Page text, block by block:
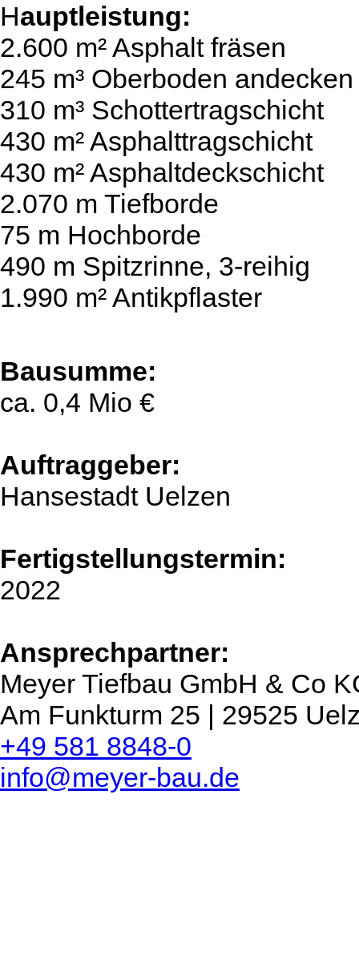
Hauptleistung:
2.600 m² Asphalt fräsen
245 m³ Oberboden andecken
310 m³ Schottertragschicht
430 m² Asphalttragschicht
430 m² Asphaltdeckschicht
2.070 m Tiefborde
75 m Hochborde
490 m Spitzrinne, 3-reihig
1.990 m² Antikpflaster
Bausumme:
ca. 0,4 Mio €
Auftraggeber:
Hansestadt Uelzen
Fertigstellungstermin:
2022
Ansprechpartner:
Meyer Tiefbau GmbH & Co
Am Funkturm 25 | 29525
+49 581 8848-0
info@meyer-bau.de